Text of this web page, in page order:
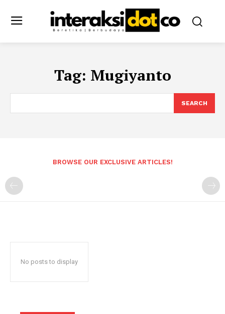
Tag: Mugiyanto
SEARCH
BROWSE OUR EXCLUSIVE ARTICLES!
No posts to display